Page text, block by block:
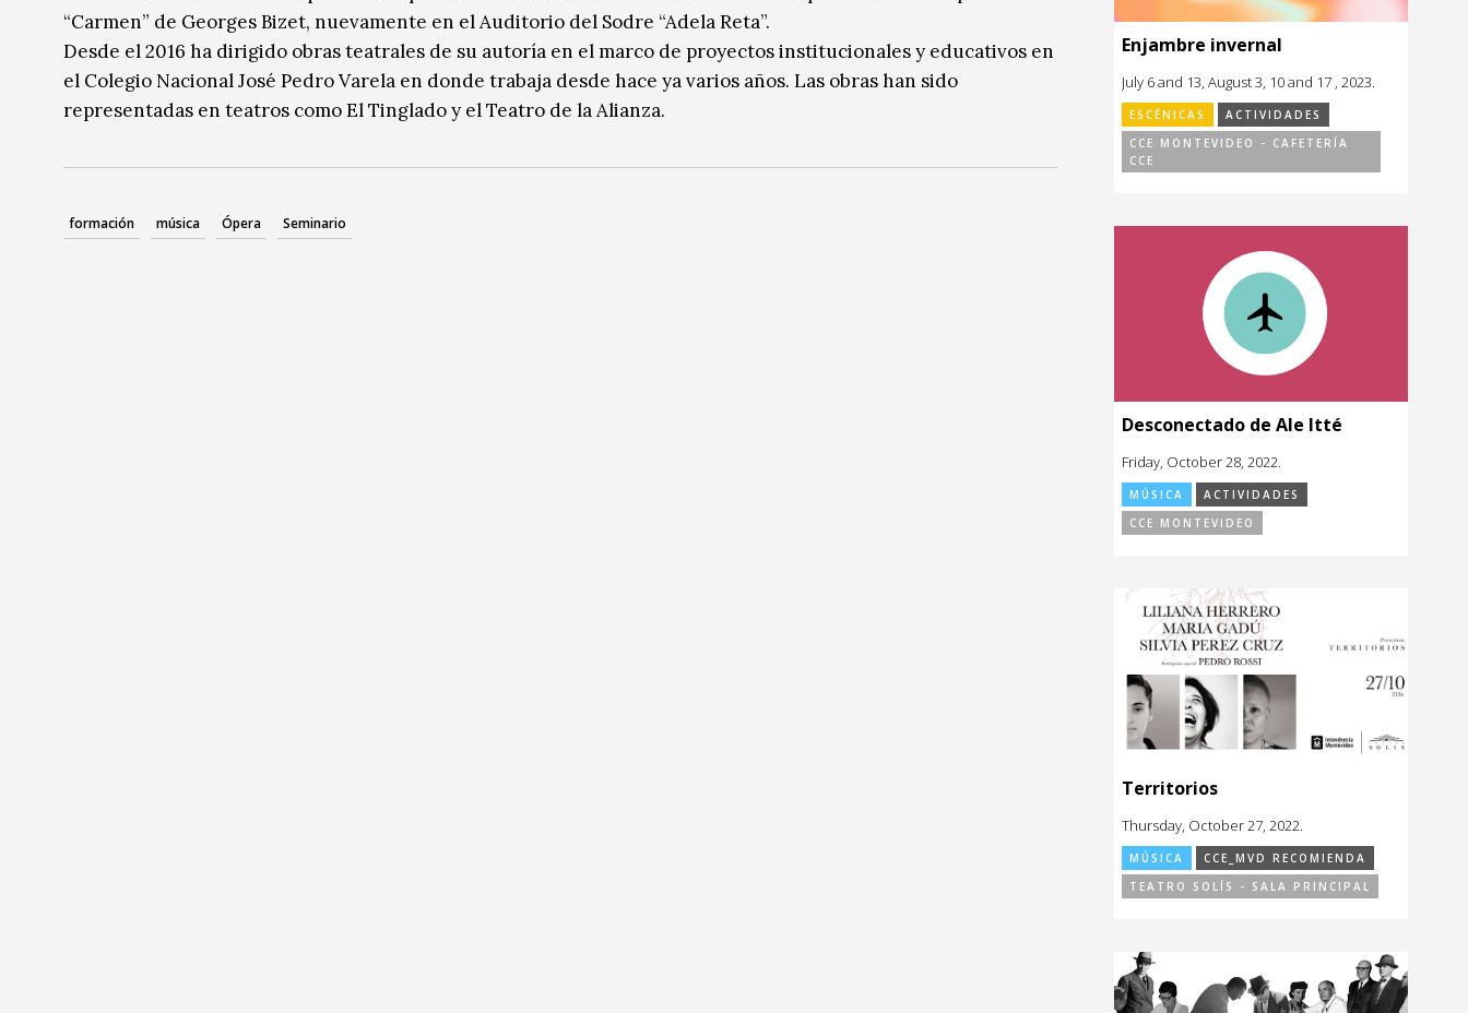
“Carmen” de Georges Bizet, nuevamente en el Auditorio del Sodre “Adela Reta”.
Desde el 2016 ha dirigido obras teatrales de su autoría en el marco de proyectos institucionales y educativos en
el Colegio Nacional José Pedro Varela en donde trabaja desde hace ya varios años. Las obras han sido
representadas en teatros como El Tinglado y el Teatro de la Alianza.
formación música Ópera Seminario
Enjambre invernal
July 6 and 13, August 3, 10 and 17 , 2023.
ESCÉNICAS
ACTIVIDADES
CCE MONTEVIDEO - CAFETERÍA
CCE
Desconectado de Ale Itté
Friday, October 28, 2022.
MÚSICA
ACTIVIDADES
CCE MONTEVIDEO
Territorios
Thursday, October 27, 2022.
MÚSICA
CCE_MVD RECOMIENDA
TEATRO SOLÍS - SALA PRINCIPAL